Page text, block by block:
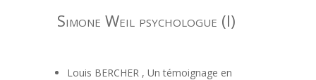
Simone Weil psychologue (I)
Louis BERCHER , Un témoignage en